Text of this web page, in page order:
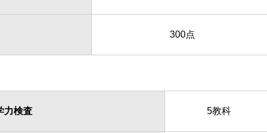
300点
力検査 5教科